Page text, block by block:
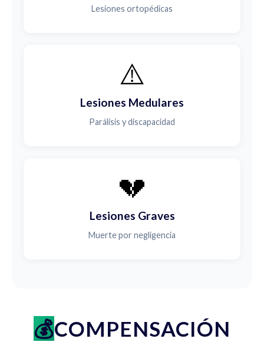
Lesiones ortopédicas
⚠️
Lesiones Medulares
Parálisis y discapacidad
💔
Lesiones Graves
Muerte por negligencia
COMPENSACIÓN